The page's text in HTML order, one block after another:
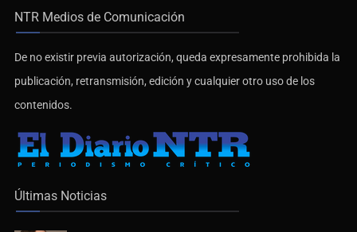
NTR Medios de Comunicación
De no existir previa autorización, queda expresamente prohibida la
publicación, retransmisión, edición y cualquier otro uso de los
contenidos.
Últimas Noticias